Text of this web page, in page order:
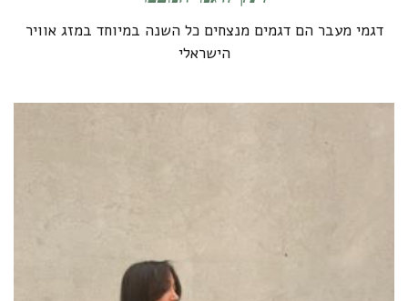
דגמי מעבר הם דגמים מנצחים כל השנה במיוחד במזג אוויר
הישראלי